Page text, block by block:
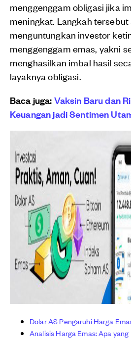
menggenggam obligasi jika
meningkat. Langkah tersebut
menguntungkan investor
menggenggam emas, yakni
menghasilkan imbal hasil
layaknya obligasi.
Baca juga:Vaksin Baru dan
Keuangan jadi Sentimen
Dolar AS Pengaruhi Harga
Analisis Harga Emas: Apa